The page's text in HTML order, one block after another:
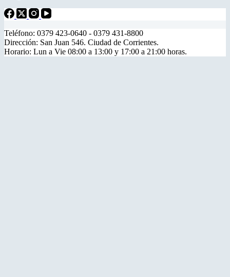
Teléfono: 0379 423-0640 - 0379 431-8800
Dirección: San Juan 546. Ciudad de Corrientes.
Horario: Lun a Vie 08:00 a 13:00 y 17:00 a 21:00 horas.